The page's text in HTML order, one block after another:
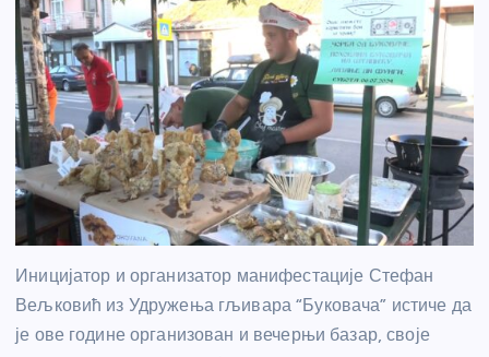
Иницијатор и организатор манифестације Стефан
Вељковић из Удружења гљивара “Буковача” истиче да
је ове године организован и вечерњи базар, своје